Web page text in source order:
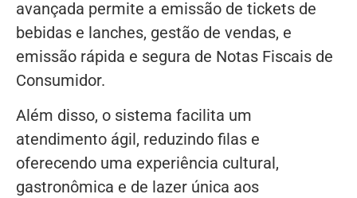
avançada permite a emissão de tickets de
bebidas e lanches, gestão de vendas, e
emissão rápida e segura de Notas Fiscais de
Consumidor.
Além disso, o sistema facilita um
atendimento ágil, reduzindo filas e
oferecendo uma experiência cultural,
gastronômica e de lazer única aos